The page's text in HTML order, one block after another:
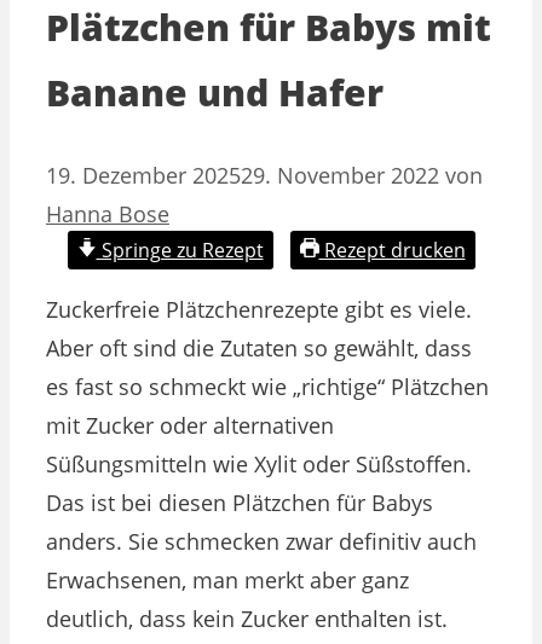
Plätzchen für Babys mit
Banane und Hafer
19. Dezember 202529. November 2022 von
Hanna Bose
Springe zu Rezept Rezept drucken
Zuckerfreie Plätzchenrezepte gibt es viele.
Aber oft sind die Zutaten so gewählt, dass
es fast so schmeckt wie „richtige“ Plätzchen
mit Zucker oder alternativen
Süßungsmitteln wie Xylit oder Süßstoffen.
Das ist bei diesen Plätzchen für Babys
anders. Sie schmecken zwar definitiv auch
Erwachsenen, man merkt aber ganz
deutlich, dass kein Zucker enthalten ist.